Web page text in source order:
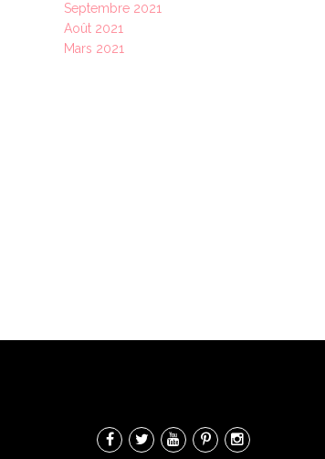
Septembre 2021
Août 2021
Mars 2021